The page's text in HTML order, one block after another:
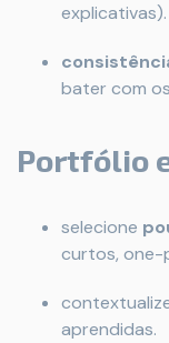
explicativas).
bater com
Portfólio
selecione
curtos, one-
aprendidas.